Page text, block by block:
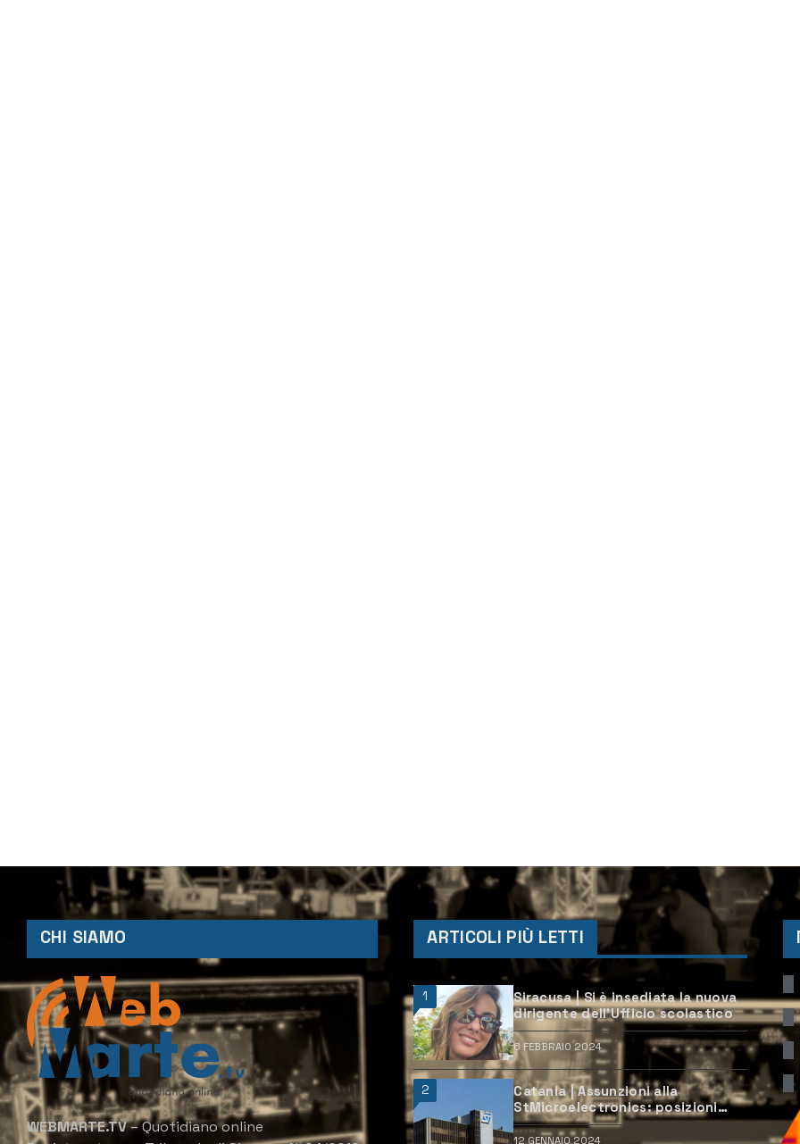
CHI SIAMO
WEBMARTE.TV– Quotidiano online
ARTICOLI PIÙ LETTI
1
Siracusa | Si è insediata la nuova
dirigente dell’Ufficio scolastico
6 FEBBRAIO 2024
2
Catania | Assunzioni alla
StMicroelectronics: posizioni
aperte e come candidarsi
12 GENNAIO 2024